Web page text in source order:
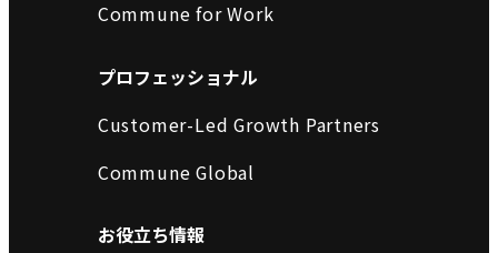
Commune for Work
プロフェッショナル
Customer-Led Growth Partners
Commune Global
お役立ち情報